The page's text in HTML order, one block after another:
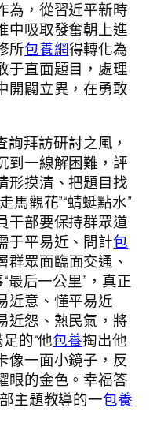
為，從習近平新時
中吸取發奮朝上進
所包養網得轉化為
于直面題目，處理
開闢立異，在勇敢
詢拜訪研討之風，
到一線解困難，評
形摸清、把題目找
馬觀花”“蜻蜓點水”
干部要保持群眾道
于平易近、問計包
群眾面臨面交通、
最后一公里”，真正
近意、懂平易近
近怨、熱民氣，將
的“他包養掏出他
像一面小鏡子，反
眼的金色。幸福答
主題教導的一包養